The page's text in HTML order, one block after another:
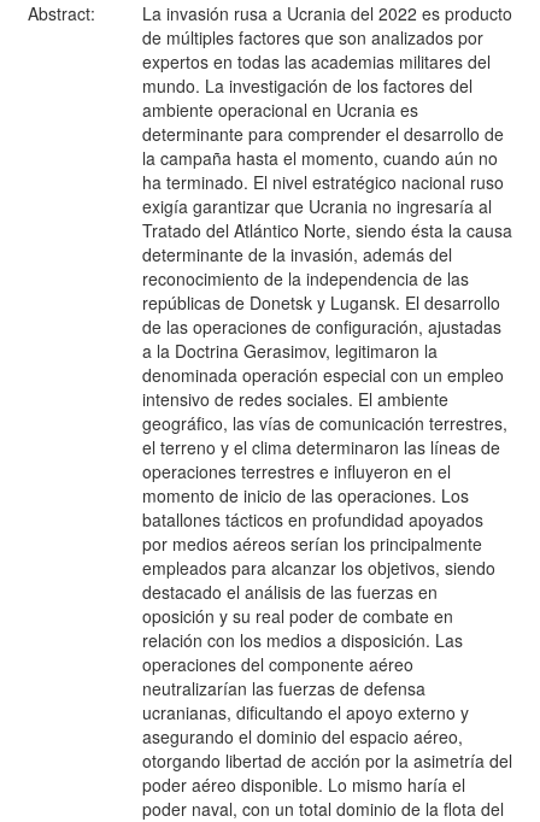
Abstract:
La invasión rusa a Ucrania del 2022 es producto
de múltiples factores que son analizados por
expertos en todas las academias militares del
mundo. La investigación de los factores del
ambiente operacional en Ucrania es
determinante para comprender el desarrollo de
la campaña hasta el momento, cuando aún no
ha terminado. El nivel estratégico nacional ruso
exigía garantizar que Ucrania no ingresaría al
Tratado del Atlántico Norte, siendo ésta la causa
determinante de la invasión, además del
reconocimiento de la independencia de las
repúblicas de Donetsk y Lugansk. El desarrollo
de las operaciones de configuración, ajustadas
a la Doctrina Gerasimov, legitimaron la
denominada operación especial con un empleo
intensivo de redes sociales. El ambiente
geográfico, las vías de comunicación terrestres,
el terreno y el clima determinaron las líneas de
operaciones terrestres e influyeron en el
momento de inicio de las operaciones. Los
batallones tácticos en profundidad apoyados
por medios aéreos serían los principalmente
empleados para alcanzar los objetivos, siendo
destacado el análisis de las fuerzas en
oposición y su real poder de combate en
relación con los medios a disposición. Las
operaciones del componente aéreo
neutralizarían las fuerzas de defensa
ucranianas, dificultando el apoyo externo y
asegurando el dominio del espacio aéreo,
otorgando libertad de acción por la asimetría del
poder aéreo disponible. Lo mismo haría el
poder naval, con un total dominio de la flota del